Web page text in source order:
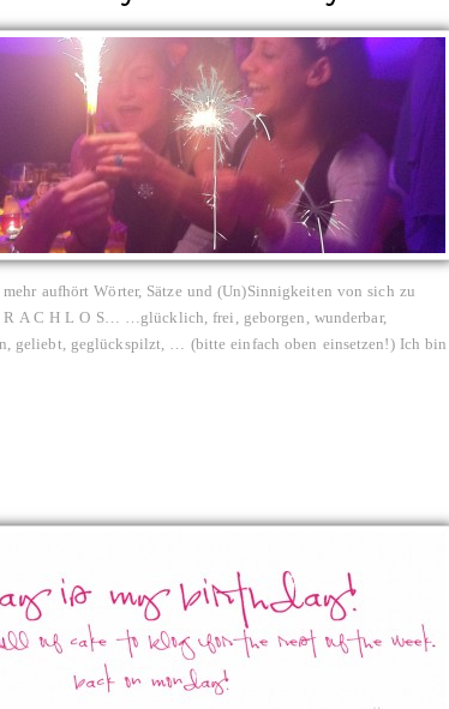
aufhört Wörter, Sätze und (Un)Sinnigkeiten von sich zu
R A C H L O S… …glücklich, frei, geborgen, wunderbar,
geliebt, geglückspilzt, … (bitte einfach oben einsetzen!) Ich bin